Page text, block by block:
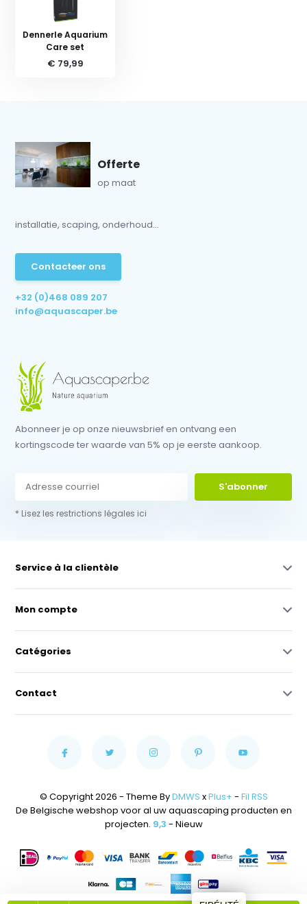
Dennerle Aquarium
Care set
€ 79,99
Offerte
op maat
installatie, scaping, onderhoud...
Contacteer ons
+32 (0)468 089 207
info@aquascaper.be
Abonneer je op onze nieuwsbrief en ontvang een
kortingscode ter waarde van 5% op je eerste aankoop.
S'abonner
* Lisez les restrictions légales ici
Service à la clientèle
Mon compte
Catégories
Contact
© Copyright 2026 - Theme ByDMWS xPlus+ - Fil RSS
De Belgische webshop voor al uw aquascaping producten en
projecten. 9,3 - Nieuw